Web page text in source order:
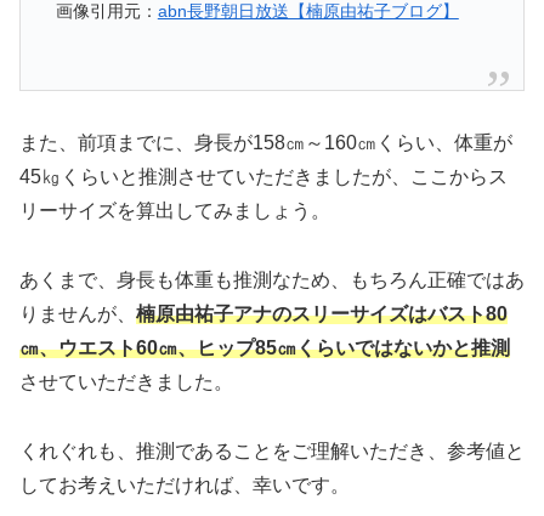
画像引用元： abn長野朝日放送【楠原由祐子ブログ】
また、前項までに、身長が158㎝～160㎝くらい、体重が
45㎏くらいと推測させていただきましたが、ここからス
リーサイズを算出してみましょう。
あくまで、身長も体重も推測なため、もちろん正確ではあ
りませんが、 楠原由祐子アナのスリーサイズはバスト80
㎝、ウエスト60㎝、ヒップ85㎝くらいではないかと推測
させていただきました。
くれぐれも、推測であることをご理解いただき、参考値と
してお考えいただければ、幸いです。